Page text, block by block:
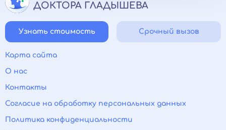
ДОКТОРА ГЛАДЫШЕВА
Узнать стоимость Срочный вызов
Карта сайта
О нас
Контакты
Согласие на обработку персональных данных
Политика конфиденциальности